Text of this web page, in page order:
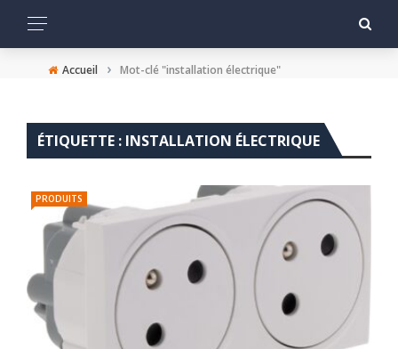
Accueil › Mot-clé "installation électrique"
ÉTIQUETTE : INSTALLATION ÉLECTRIQUE
PRODUITS